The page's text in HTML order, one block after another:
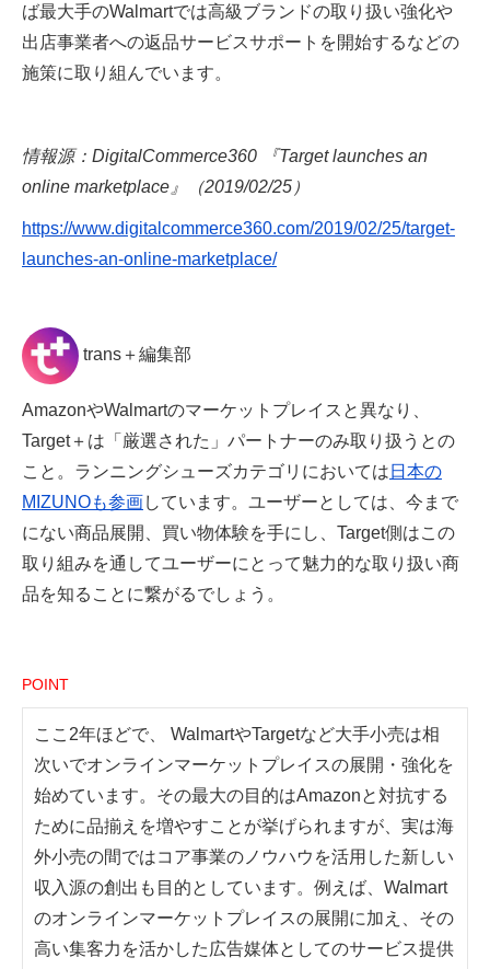
ば最大手のWalmartでは高級ブランドの取り扱い強化や
出店事業者への返品サービスサポートを開始するなどの
施策に取り組んでいます。
情報源：DigitalCommerce360 『Target launches an
online marketplace』（2019/02/25）
https://www.digitalcommerce360.com/2019/02/25/target-
launches-an-online-marketplace/
trans＋編集部
AmazonやWalmartのマーケットプレイスと異なり、
Target＋は「厳選された」パートナーのみ取り扱うとの
こと。ランニングシューズカテゴリにおいては 日本の
MIZUNOも参画しています。ユーザーとしては、今まで
にない商品展開、買い物体験を手にし、Target側はこの
取り組みを通してユーザーにとって魅力的な取り扱い商
品を知ることに繋がるでしょう。
POINT
ここ2年ほどで、 WalmartやTargetなど大手小売は相
次いでオンラインマーケットプレイスの展開・強化を
始めています。その最大の目的はAmazonと対抗する
ために品揃えを増やすことが挙げられますが、実は海
外小売の間ではコア事業のノウハウを活用した新しい
収入源の創出も目的としています。例えば、Walmart
のオンラインマーケットプレイスの展開に加え、その
高い集客力を活かした広告媒体としてのサービス提供